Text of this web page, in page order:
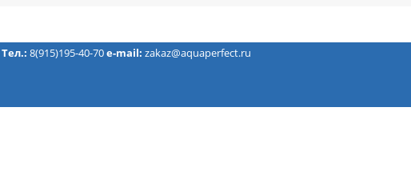
Тел.: 8(915)195-40-70e-mail: zakaz@aquaperfect.ru